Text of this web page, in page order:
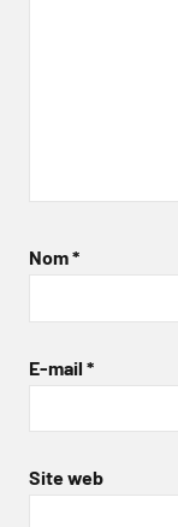
Nom*
E-mail *
Site web